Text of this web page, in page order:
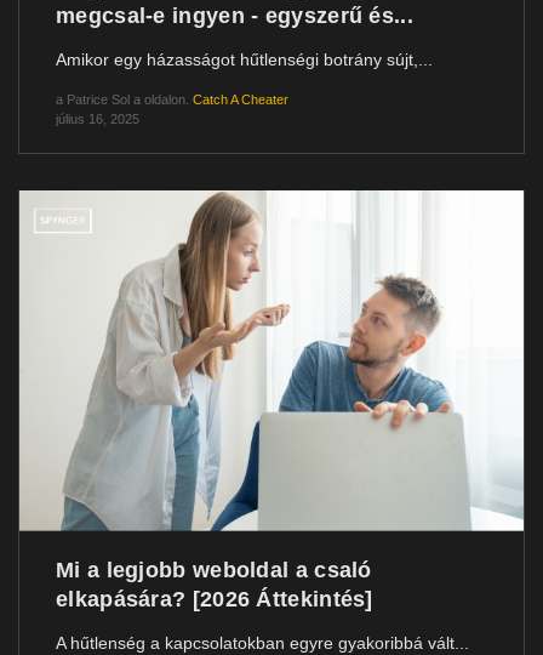
megcsal-e ingyen - egyszerű és...
Amikor egy házasságot hűtlenségi botrány sújt,...
a Patrice Sol a oldalon. Catch A Cheater
július 16, 2025
Mi a legjobb weboldal a csaló
elkapására? [2026 Áttekintés]
A hűtlenség a kapcsolatokban egyre gyakoribbá vált...